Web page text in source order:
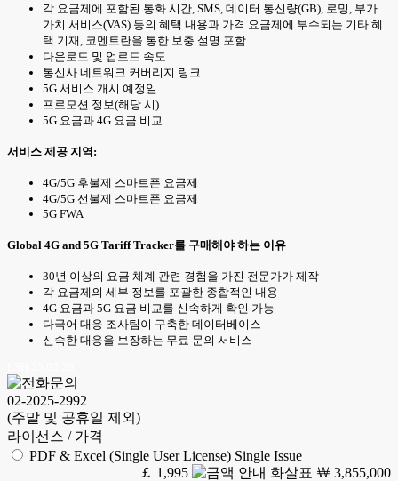
각 요금제에 포함된 통화 시간, SMS, 데이터 통신량(GB), 로밍, 부가
가치 서비스(VAS) 등의 혜택 내용과 가격 요금제에 부수되는 기타 혜
택 기재, 코멘트란을 통한 보충 설명 포함
다운로드 및 업로드 속도
통신사 네트워크 커버리지 링크
5G 서비스 개시 예정일
프로모션 정보(해당 시)
5G 요금과 4G 요금 비교
서비스 제공 지역:
4G/5G 후불제 스마트폰 요금제
4G/5G 선불제 스마트폰 요금제
5G FWA
Global 4G and 5G Tariff Tracker를 구매해야 하는 이유
30년 이상의 요금 체계 관련 경험을 가진 전문가가 제작
각 요금제의 세부 정보를 포괄한 종합적인 내용
4G 요금과 5G 요금 비교를 신속하게 확인 가능
다국어 대응 조사팀이 구축한 데이터베이스
신속한 대응을 보장하는 무료 문의 서비스
02-2025-2992
(주말 및 공휴일 제외)
라이선스 / 가격
PDF & Excel (Single User License) Single Issue
￡ 1,995
￦ 3,855,000